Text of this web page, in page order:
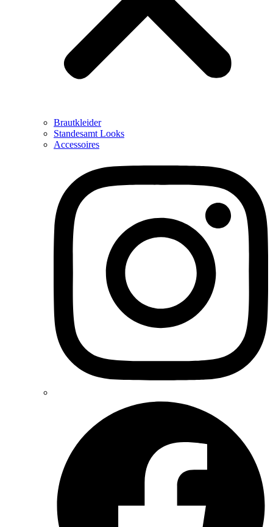
Brautkleider
Standesamt Looks
Accessoires